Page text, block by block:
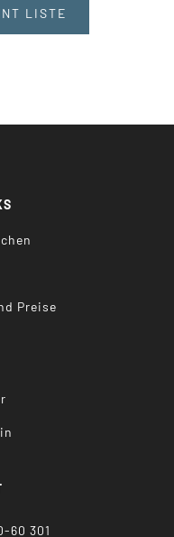
LISTE
Preise
60 301